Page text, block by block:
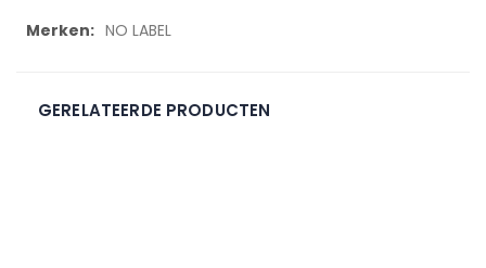
Meer
NO LABEL
GERELATEERDE PRODUCTEN